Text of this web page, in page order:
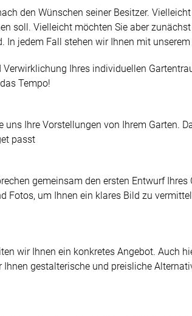
den Wünschen seiner Besitzer.
soll. Vielleicht möchten Sie aber
jedem Fall stehen wir Ihnen mit
Ihres individuellen
Tempo!
uns Ihre Vorstellungen von Ihrem Garten.
passt
gemeinsam den ersten Entwurf
Fotos, um Ihnen ein klares Bild zu
wir Ihnen ein konkretes Angebot. Auch
gestalterische und preisliche